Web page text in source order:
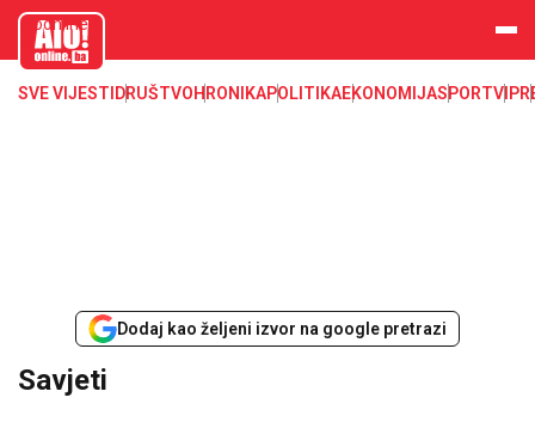
aloonline.b
SVE VIJESTI DRUŠTVOHRONIKAPOLITIKAEKONOMIJASPORTVIP
Dodaj kao željeni izvor na google pretrazi
Savjeti